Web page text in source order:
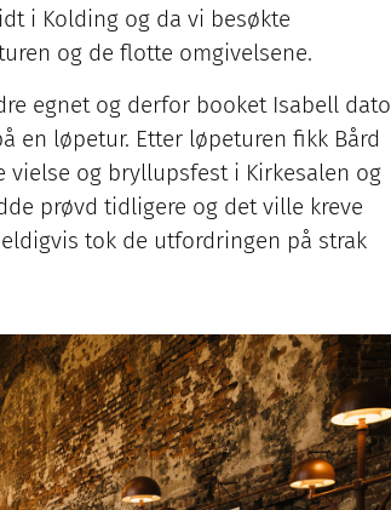
i Kolding og da vi besøkte
og de flotte omgivelsene.
egnet og derfor booket Isabell dato
en løpetur. Etter løpeturen fikk Bård
vielse og bryllupsfest i Kirkesalen og
prøvd tidligere og det ville kreve
tok de utfordringen på strak